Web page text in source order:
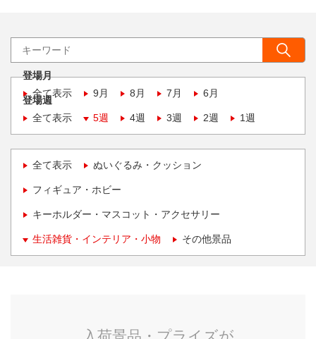
登場月
全て表示
9月 8月 7月 6月
登場週
全て表示
5週 4週 3週 2週 1週
全て表示 ぬいぐるみ・クッション
フィギュア・ホビー
キーホルダー・マスコット・アクセサリー
生活雑貨・インテリア・小物 その他景品